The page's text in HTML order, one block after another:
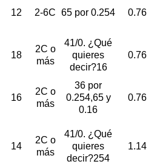
12 2-6C 65 por 0.254 0.76
18
2C o
más
41/0. ¿Qué
quieres
decir?16
0.76
16
2C o
más
36 por
0.254,65 y
0.16
0.76
14
2C o
más
41/0. ¿Qué
quieres
decir?254
1.14